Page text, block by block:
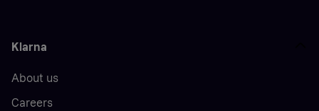
Klarna
About us
Careers